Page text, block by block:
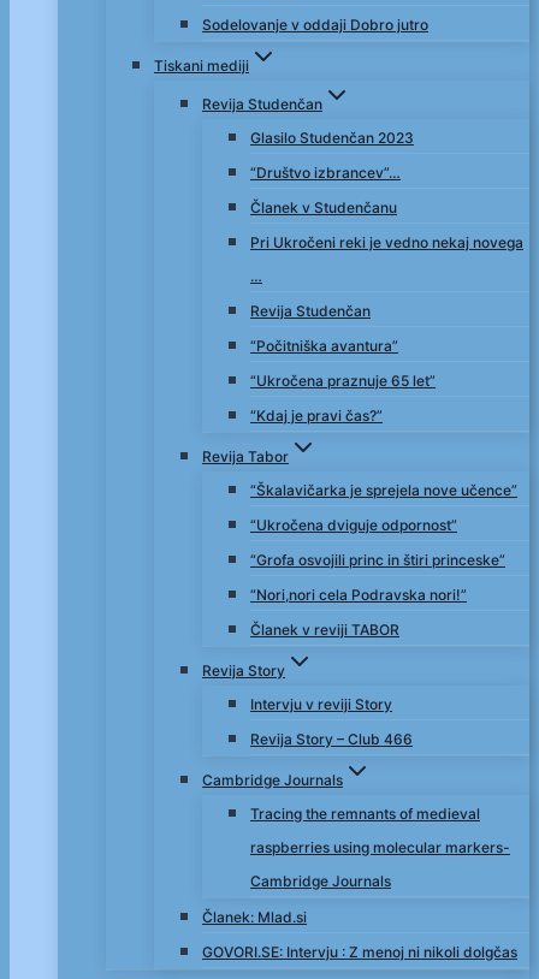
Sodelovanje v oddaji Dobro jutro
Tiskani mediji
Revija Studenčan
Glasilo Studenčan 2023
“Društvo izbrancev”…
Članek v Studenčanu
Pri Ukročeni reki je vedno nekaj novega
…
Revija Studenčan
“Počitniška avantura”
“Ukročena praznuje 65 let”
“Kdaj je pravi čas?”
Revija Tabor
“Škalavičarka je sprejela nove učence”
“Ukročena dviguje odpornost”
“Grofa osvojili princ in štiri princeske”
“Nori,nori cela Podravska nori!”
Članek v reviji TABOR
Revija Story
Intervju v reviji Story
Revija Story – Club 466
Cambridge Journals
Tracing the remnants of medieval
raspberries using molecular markers-
Cambridge Journals
Članek: Mlad.si
GOVORI.SE: Intervju : Z menoj ni nikoli dolgčas